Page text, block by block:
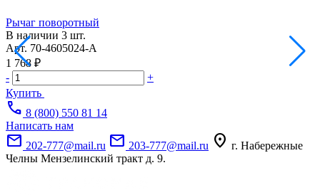
Рычаг поворотный
В наличии 3 шт.
Арт. 70-4605024-А
1 768 ₽
-
+
Купить
call 8 (800) 550 81 14
Написать нам
mail 202-777@mail.ru mail 203-777@mail.ru location_on г. Набережные
Челны Мензелинский тракт д. 9.